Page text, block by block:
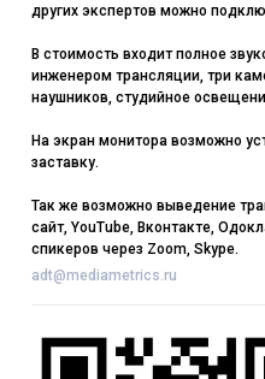
других экспертов можно
В стоимость входит полное
инженером трансляции, три
наушников, студийное
На экран монитора возможно
заставку.
Так же возможно выведение
сайт, YouTube, Вконтакте,
спикеров через Zoom, Skype.
adt@mediametrics.ru